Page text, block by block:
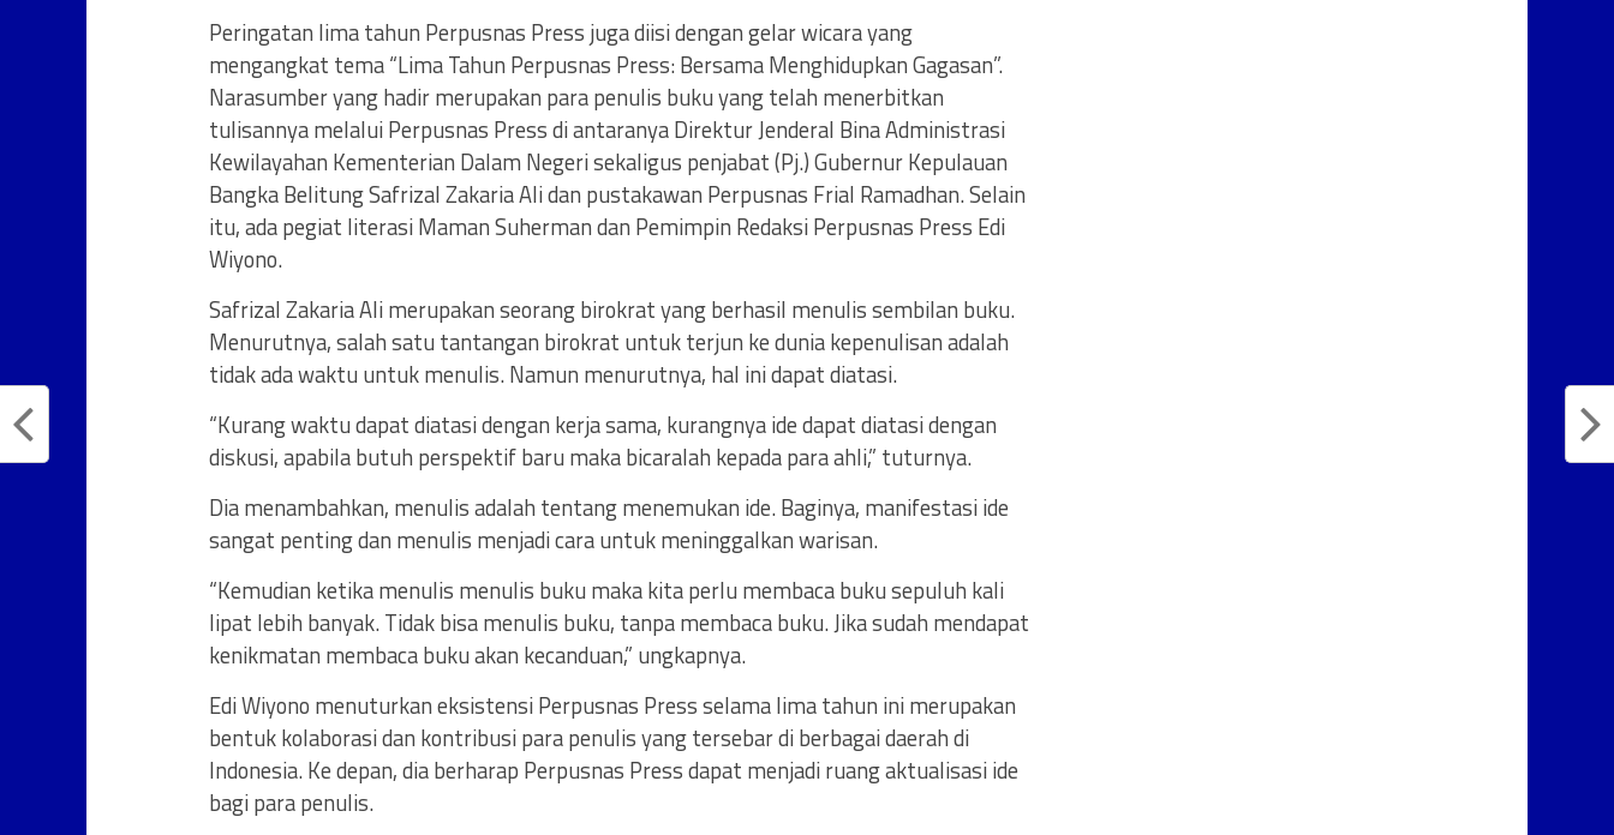
Peringatan lima tahun Perpusnas Press juga diisi dengan gelar wicara yang
mengangkat tema “Lima Tahun Perpusnas Press: Bersama Menghidupkan Gagasan”.
Narasumber yang hadir merupakan para penulis buku yang telah menerbitkan
tulisannya melalui Perpusnas Press di antaranya Direktur Jenderal Bina Administrasi
Kewilayahan Kementerian Dalam Negeri sekaligus penjabat (Pj.) Gubernur Kepulauan
Bangka Belitung Safrizal Zakaria Ali dan pustakawan Perpusnas Frial Ramadhan. Selain
itu, ada pegiat literasi Maman Suherman dan Pemimpin Redaksi Perpusnas Press Edi
Wiyono.
Safrizal Zakaria Ali merupakan seorang birokrat yang berhasil menulis sembilan buku.
Menurutnya, salah satu tantangan birokrat untuk terjun ke dunia kepenulisan adalah
tidak ada waktu untuk menulis. Namun menurutnya, hal ini dapat diatasi.
“Kurang waktu dapat diatasi dengan kerja sama, kurangnya ide dapat diatasi dengan
diskusi, apabila butuh perspektif baru maka bicaralah kepada para ahli,” tuturnya.
Dia menambahkan, menulis adalah tentang menemukan ide. Baginya, manifestasi ide
sangat penting dan menulis menjadi cara untuk meninggalkan warisan.
“Kemudian ketika menulis menulis buku maka kita perlu membaca buku sepuluh kali
lipat lebih banyak. Tidak bisa menulis buku, tanpa membaca buku. Jika sudah mendapat
kenikmatan membaca buku akan kecanduan,” ungkapnya.
Edi Wiyono menuturkan eksistensi Perpusnas Press selama lima tahun ini merupakan
bentuk kolaborasi dan kontribusi para penulis yang tersebar di berbagai daerah di
Indonesia. Ke depan, dia berharap Perpusnas Press dapat menjadi ruang aktualisasi ide
bagi para penulis.